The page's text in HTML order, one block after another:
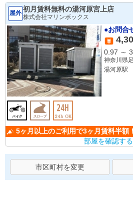
屋外 初月賃料無料の湯河原宮上店
株式会社マリンボックス
●お問合
0.97 ～
神奈川県
湯河原駅
5ヶ月以上のご利用で3ヶ月賃料半額！
部屋を確認する
市区町村を変更